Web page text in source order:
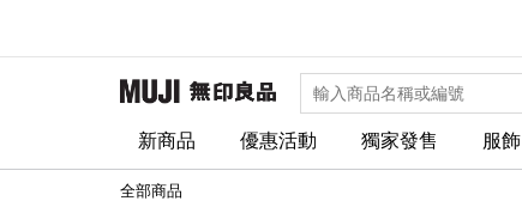
新商品 優惠活動 獨家發售 服飾
全部商品